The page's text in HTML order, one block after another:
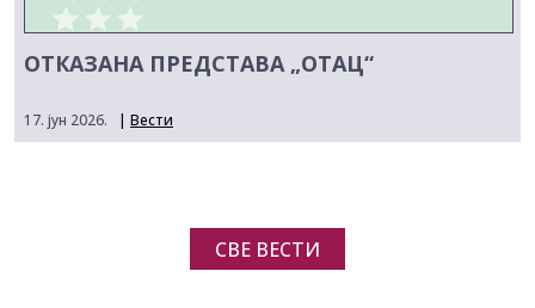
ОТКАЗАНА ПРЕДСТАВА „ОТАЦ“
17. јун 2026. | Вести
СВЕ ВЕСТИ